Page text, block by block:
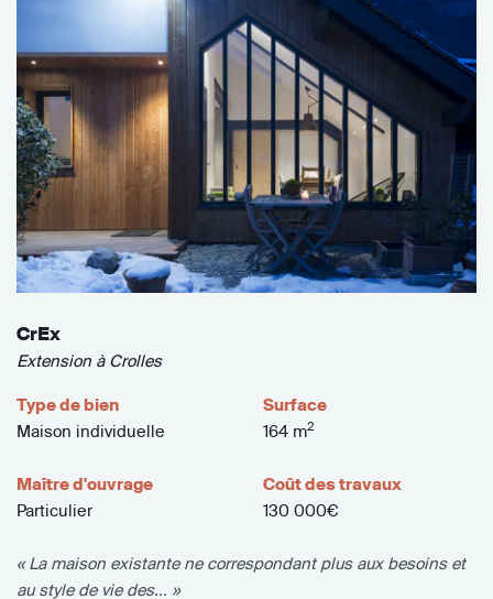
CrEx
Extension à Crolles
Type de bien
Maison individuelle
Surface
164 m2
Maître d'ouvrage
Particulier
Coût des travaux
130 000€
« La maison existante ne correspondant plus aux besoins et
au style de vie des... »